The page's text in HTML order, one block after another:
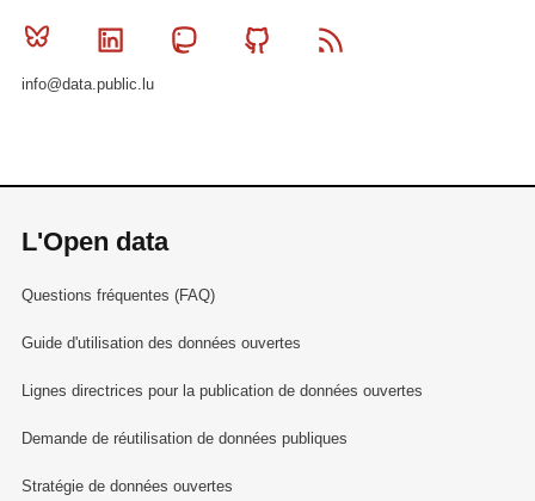
Bluesky Linkedin MastodonGithub
info@data.public.lu
L'Open data
Questions fréquentes (FAQ)
Guide d'utilisation des données ouvertes
Lignes directrices pour la publication de données ouvertes
Demande de réutilisation de données publiques
Stratégie de données ouvertes